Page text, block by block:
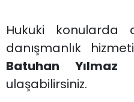
Hukuki konularda
danışmanlık
Batuhan Yılmaz
ulaşabilirsiniz.